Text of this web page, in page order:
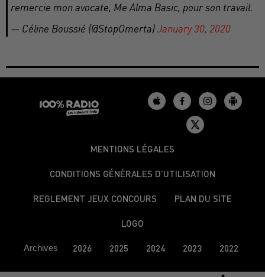
remercie mon avocate, Me Alma Basic, pour son travail.
— Céline Boussié (@StopOmerta)January 30, 2020
MENTIONS LÉGALES
CONDITIONS GÉNÉRALES D’UTILISATION
REGLEMENT JEUX CONCOURS PLAN DU SITE
LOGO
Archives 2026 2025 2024 2023 2022